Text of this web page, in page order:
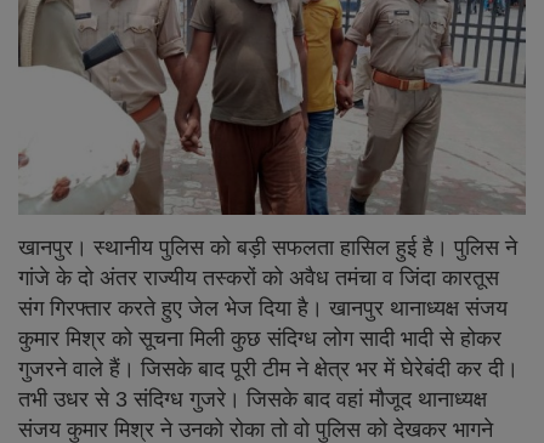
स्वास्थ्य
व्यापार
रोजगार
NEWS
वीडियो
खानपुर। स्थानीय पुलिस को बड़ी सफलता हासिल हुई है। पुलिस ने
गांजे के दो अंतर राज्यीय तस्करों को अवैध तमंचा व जिंदा कारतूस
संग गिरफ्तार करते हुए जेल भेज दिया है। खानपुर थानाध्यक्ष संजय
कुमार मिश्र को सूचना मिली कुछ संदिग्ध लोग सादी भादी से होकर
गुजरने वाले हैं। जिसके बाद पूरी टीम ने क्षेत्र भर में घेरेबंदी कर दी।
तभी उधर से 3 संदिग्ध गुजरे। जिसके बाद वहां मौजूद थानाध्यक्ष
संजय कुमार मिश्र ने उनको रोका तो वो पुलिस को देखकर भागने